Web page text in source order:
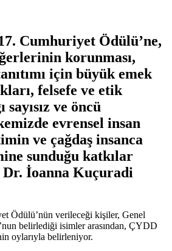
Cumhuriyet Ödülü’ne,
korunması,
için büyük emek
felsefe ve etik
sayısız ve öncü
evrensel insan
ve çağdaş insanca
sunduğu katkılar
İoanna Kuçuradi
Ödülü’nün verileceği kişiler, Genel
belirlediği isimler arasından, ÇYDD
oylarıyla belirleniyor.